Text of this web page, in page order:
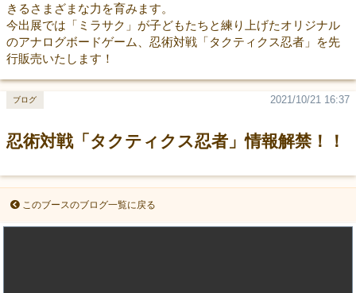
きるさまざまな力を育みます。
今出展では「ミラサク」が子どもたちと練り上げたオリジナル
のアナログボードゲーム、忍術対戦「タクティクス忍者」を先
行販売いたします！
忍術対戦「タクティクス忍者」情報解禁！！
2021/10/21 16:37
ブログ
このブースのブログ一覧に戻る